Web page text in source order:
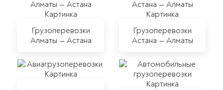
Грузоперевозки
Алматы — Астана
Грузоперевозки
Астана — Алматы